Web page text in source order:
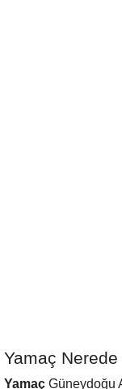
Yamaç
Yamaç Güneydoğu